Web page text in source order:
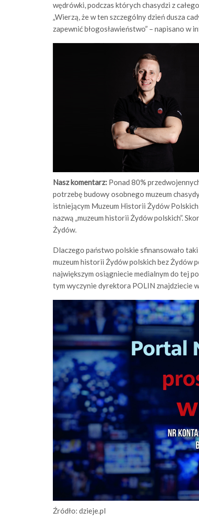
wędrówki, podczas których chasydzi z
„Wierzą, że w ten szczególny dzień dusza
zapewnić błogosławieństwo” – napisano w
Nasz komentarz: Ponad 80%
potrzebę budowy osobnego muzeum
istniejącym Muzeum Historii Żydów
nazwą „muzeum historii Żydów polskich”.
Żydów.
Dlaczego państwo polskie sfinansowało
muzeum historii Żydów polskich bez Żydów
największym osiągniecie medialnym do tej
tym wyczynie dyrektora POLIN znajdziecie
Źródło: dzieje.pl